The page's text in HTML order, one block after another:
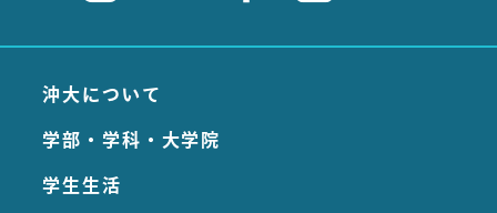
沖大について
学部・学科・大学院
学生生活